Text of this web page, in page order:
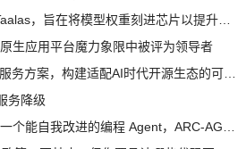
生应用平台魔力象限中被评为领导者
务降级